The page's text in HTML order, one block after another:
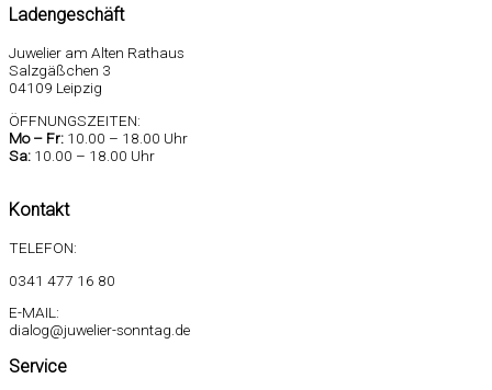
Ladengeschäft
Juwelier am Alten Rathaus
Salzgäßchen 3
04109 Leipzig
ÖFFNUNGSZEITEN:
Mo – Fr: 10.00 – 18.00 Uhr
Sa: 10.00 – 18.00 Uhr
Kontakt
TELEFON:
0341 477 16 80
E-MAIL:
dialog@juwelier-sonntag.de
Service